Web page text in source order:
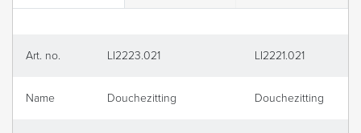
Art. no. LI2223.021 LI2221.021
Name Douchezitting Douchezitting